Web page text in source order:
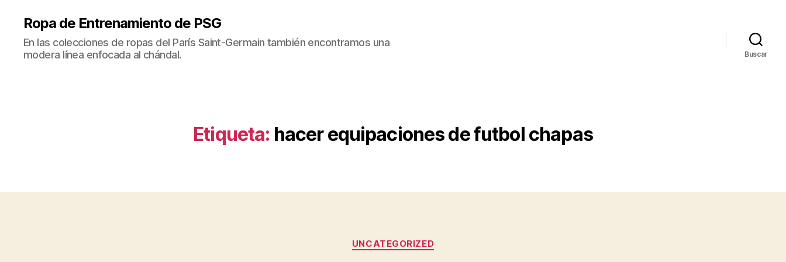
Ropa de Entrenamiento de PSG
En las colecciones de ropas del París Saint-Germain también encontramos una
modera línea enfocada al chándal.
Buscar
Etiqueta: hacer equipaciones de futbol chapas
Categorías
UNCATEGORIZED